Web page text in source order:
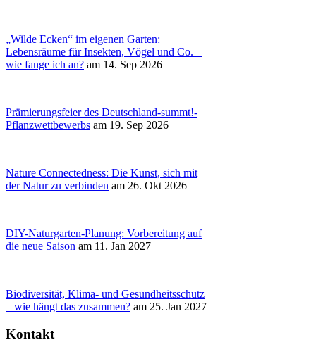
„Wilde Ecken“ im eigenen Garten:
Lebensräume für Insekten, Vögel und Co. –
wie fange ich an? am 14. Sep 2026
Prämierungsfeier des Deutschland-summt!-
Pflanzwettbewerbs am 19. Sep 2026
Nature Connectedness: Die Kunst, sich mit
der Natur zu verbinden am 26. Okt 2026
DIY-Naturgarten-Planung: Vorbereitung auf
die neue Saison am 11. Jan 2027
Biodiversität, Klima- und Gesundheitsschutz
– wie hängt das zusammen? am 25. Jan 2027
Kontakt